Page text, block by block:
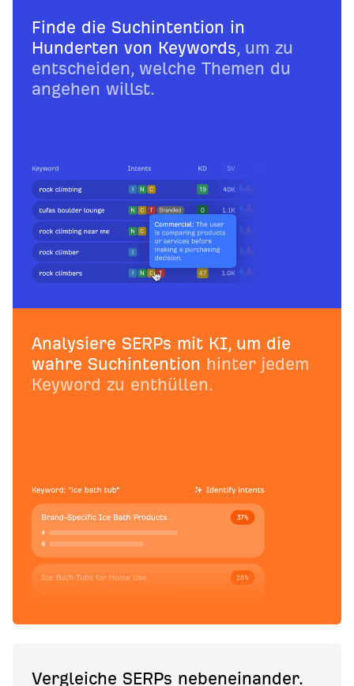
Finde die Suchintention in
Hunderten von Keywords, um zu
entscheiden, welche Themen du
angehen willst.
Analysiere SERPs mit KI, um die
wahre Suchintention hinter jedem
Keyword zu enthüllen.
Vergleiche SERPs nebeneinander.